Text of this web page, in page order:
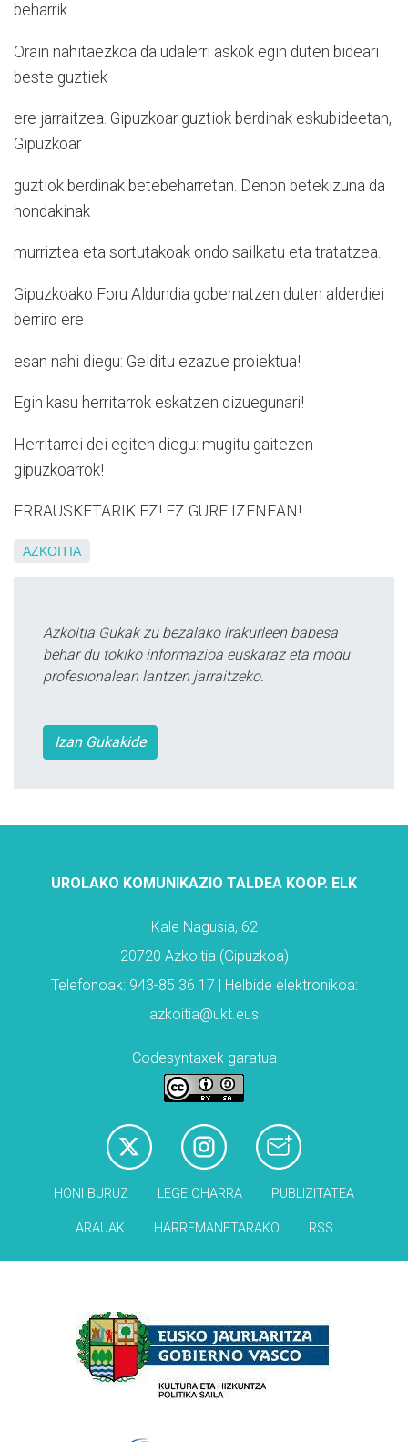
beharrik.
Orain nahitaezkoa da udalerri askok egin duten bideari
beste guztiek
ere jarraitzea. Gipuzkoar guztiok berdinak eskubideetan,
Gipuzkoar
guztiok berdinak betebeharretan. Denon betekizuna da
hondakinak
murriztea eta sortutakoak ondo sailkatu eta tratatzea.
Gipuzkoako Foru Aldundia gobernatzen duten alderdiei
berriro ere
esan nahi diegu: Gelditu ezazue proiektua!
Egin kasu herritarrok eskatzen dizuegunari!
Herritarrei dei egiten diegu: mugitu gaitezen
gipuzkoarrok!
ERRAUSKETARIK EZ! EZ GURE IZENEAN!
AZKOITIA
Azkoitia Gukak zu bezalako irakurleen babesa
behar du tokiko informazioa euskaraz eta modu
profesionalean lantzen jarraitzeko.
Izan Gukakide
UROLAKO KOMUNIKAZIO TALDEA KOOP. ELK
Kale Nagusia, 62
20720 Azkoitia (Gipuzkoa)
Telefonoak: 943-85 36 17 | Helbide elektronikoa:
azkoitia@ukt.eus
Codesyntaxek garatua
HONI BURUZ LEGE OHARRA PUBLIZITATEA
ARAUAK HARREMANETARAKO RSS